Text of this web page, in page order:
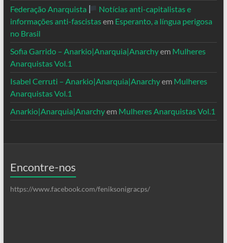
Federação Anarquista
Notícias anti-capitalistas e
informações anti-fascistasem Esperanto, a língua perigosa
no Brasil
Sofia Garrido – Anarkio|Anarquia|Anarchyem Mulheres
Anarquistas Vol.1
Isabel Cerruti – Anarkio|Anarquia|Anarchyem Mulheres
Anarquistas Vol.1
Anarkio|Anarquia|Anarchyem Mulheres Anarquistas Vol.1
Encontre-nos
https://www.facebook.com/feniksonigracps/